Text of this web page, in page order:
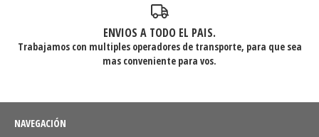
ENVIOS A TODO EL PAIS.
Trabajamos con multiples operadores de transporte, para que sea
mas conveniente para vos.
NAVEGACIÓN